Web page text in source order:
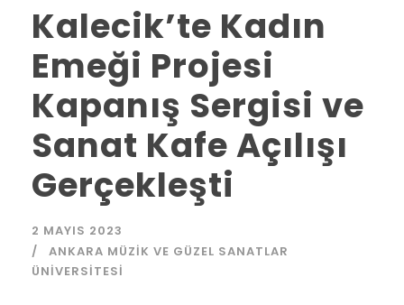
Kalecik’te Kadın
Emeği Projesi
Kapanış Sergisi ve
Sanat Kafe Açılışı
Gerçekleşti
2 MAYIS 2023
ANKARA MÜZIK VE GÜZEL SANATLAR
ÜNIVERSITESI